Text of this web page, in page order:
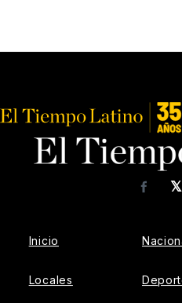
𝕏
Inicio
Locales